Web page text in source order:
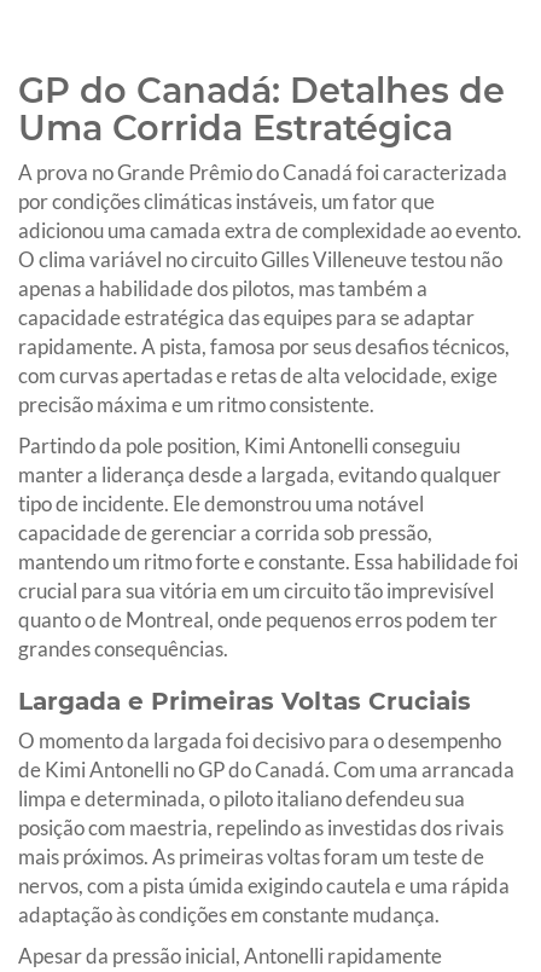
GP do Canadá: Detalhes de
Uma Corrida Estratégica
A prova no Grande Prêmio do Canadá foi caracterizada
por condições climáticas instáveis, um fator que
adicionou uma camada extra de complexidade ao evento.
O clima variável no circuito Gilles Villeneuve testou não
apenas a habilidade dos pilotos, mas também a
capacidade estratégica das equipes para se adaptar
rapidamente. A pista, famosa por seus desafios técnicos,
com curvas apertadas e retas de alta velocidade, exige
precisão máxima e um ritmo consistente.
Partindo da pole position, Kimi Antonelli conseguiu
manter a liderança desde a largada, evitando qualquer
tipo de incidente. Ele demonstrou uma notável
capacidade de gerenciar a corrida sob pressão,
mantendo um ritmo forte e constante. Essa habilidade foi
crucial para sua vitória em um circuito tão imprevisível
quanto o de Montreal, onde pequenos erros podem ter
grandes consequências.
Largada e Primeiras Voltas Cruciais
O momento da largada foi decisivo para o desempenho
de Kimi Antonelli no GP do Canadá. Com uma arrancada
limpa e determinada, o piloto italiano defendeu sua
posição com maestria, repelindo as investidas dos rivais
mais próximos. As primeiras voltas foram um teste de
nervos, com a pista úmida exigindo cautela e uma rápida
adaptação às condições em constante mudança.
Apesar da pressão inicial, Antonelli rapidamente